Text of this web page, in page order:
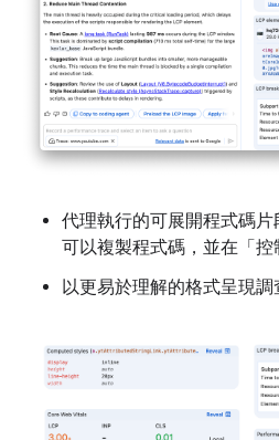
代理執行的可展開程式碼
可以複製程式碼，並在「控
以更易於理解的格式呈現調